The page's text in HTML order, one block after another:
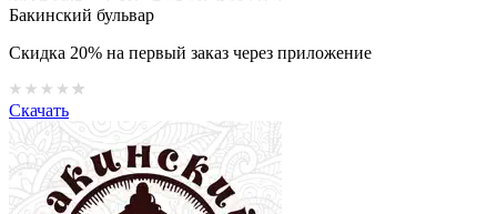
Бакинский бульвар
Скидка 20% на первый заказ через приложение
Скачать